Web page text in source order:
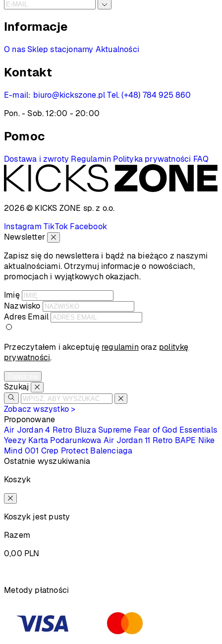
Informacje
O nas Sklep stacjonarny Aktualności
Kontakt
E-mail: biuro@kickszone.pl Tel. (+48) 784 925 860
Pon. - Sob. 12:00 - 20:00
Pomoc
Dostawa i zwroty Regulamin Polityka prywatności FAQ
2026 © KICKS ZONE sp. z o.o.
Instagram TikTok Facebook
Newsletter
Zapisz się do newslettera i bądź na bieżąco z naszymi
aktualnościami. Otrzymuj informacje o nowościach,
promocjach i wyjątkowych okazjach.
Imię
Nazwisko
Adres Email
Przeczytałem i akceptuję regulamin oraz politykę
prywatności.
Szukaj
Zobacz wszystko >
Proponowane
Air Jordan 4 Retro Bluza Supreme Fear of God Essentials
Yeezy Karta Podarunkowa Air Jordan 11 Retro BAPE Nike
Mind 001 Crep Protect Balenciaga
Ostatnie wyszukiwania
Koszyk
Koszyk jest pusty
Razem
0,00 PLN
Metody płatności